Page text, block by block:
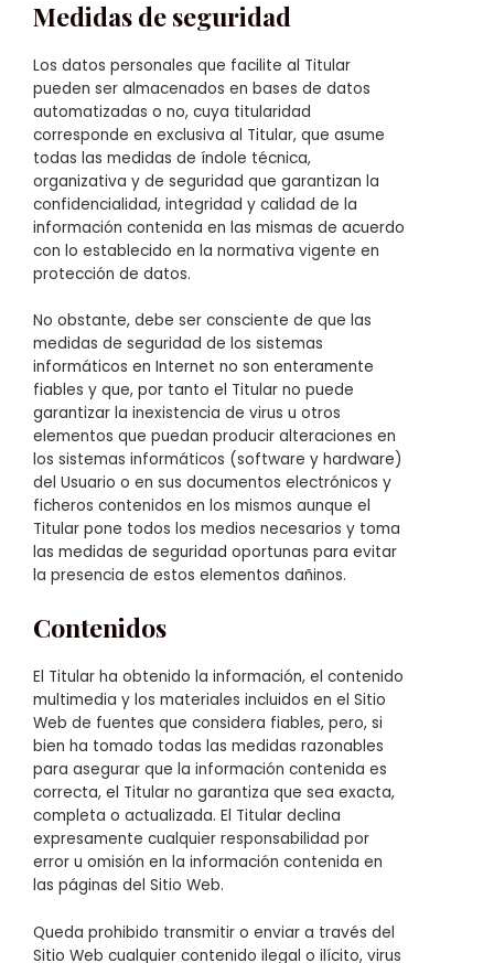
Medidas de seguridad
Los datos personales que facilite al Titular
pueden ser almacenados en bases de datos
automatizadas o no, cuya titularidad
corresponde en exclusiva al Titular, que asume
todas las medidas de índole técnica,
organizativa y de seguridad que garantizan la
confidencialidad, integridad y calidad de la
información contenida en las mismas de acuerdo
con lo establecido en la normativa vigente en
protección de datos.
No obstante, debe ser consciente de que las
medidas de seguridad de los sistemas
informáticos en Internet no son enteramente
fiables y que, por tanto el Titular no puede
garantizar la inexistencia de virus u otros
elementos que puedan producir alteraciones en
los sistemas informáticos (software y hardware)
del Usuario o en sus documentos electrónicos y
ficheros contenidos en los mismos aunque el
Titular pone todos los medios necesarios y toma
las medidas de seguridad oportunas para evitar
la presencia de estos elementos dañinos.
Contenidos
El Titular ha obtenido la información, el contenido
multimedia y los materiales incluidos en el Sitio
Web de fuentes que considera fiables, pero, si
bien ha tomado todas las medidas razonables
para asegurar que la información contenida es
correcta, el Titular no garantiza que sea exacta,
completa o actualizada. El Titular declina
expresamente cualquier responsabilidad por
error u omisión en la información contenida en
las páginas del Sitio Web.
Queda prohibido transmitir o enviar a través del
Sitio Web cualquier contenido ilegal o ilícito, virus